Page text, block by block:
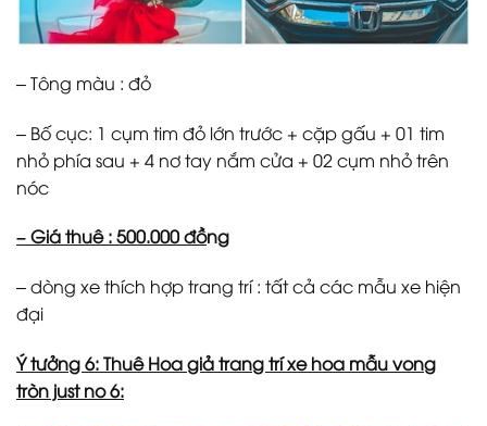
– Tông màu : đỏ
– Bố cục: 1 cụm tim đỏ lớn trước + cặp gấu + 01 tim
nhỏ phía sau + 4 nơ tay nắm cửa + 02 cụm nhỏ trên
nóc
– Giá thuê : 500.000 đồng
– dòng xe thích hợp trang trí : tất cả các mẫu xe hiện
đại
Ý tưởng 6: Thuê Hoa giả trang trí xe hoa mẫu vong
tròn just no 6: